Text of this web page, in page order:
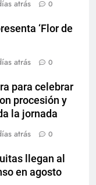
atrás 0
‘Flor de
atrás 0
para celebrar
procesión y
la jornada
atrás 0
llegan al
en agosto